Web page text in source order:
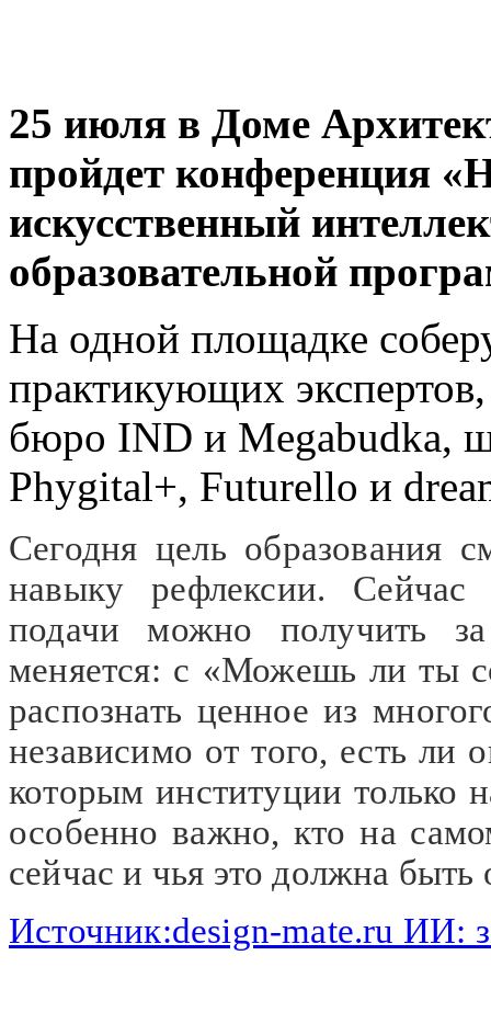
25 июля в Доме
пройдет конференция
искусственный
образовательной
На одной площадке
практикующих
бюро IND и
Phygital+, Futurello и
Сегодня цель образования
навыку рефлексии.
подачи можно получить
меняется: с «Можешь ли ты
распознать ценное из
независимо от того, есть ли
которым институции только
особенно важно, кто на
сейчас и чья это должна быть
Источник:design-mate.ru ИИ: